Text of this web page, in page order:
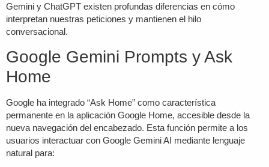
Gemini y ChatGPT existen profundas diferencias en cómo
interpretan nuestras peticiones y mantienen el hilo
conversacional.
Google Gemini Prompts y Ask
Home
Google ha integrado “Ask Home” como característica
permanente en la aplicación Google Home, accesible desde la
nueva navegación del encabezado. Esta función permite a los
usuarios interactuar con Google Gemini AI mediante lenguaje
natural para: